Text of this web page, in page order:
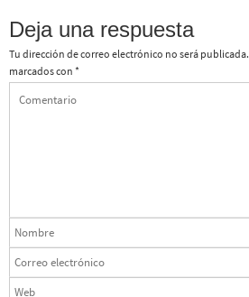
Deja una respuesta
Tu dirección de correo electrónico no será publicada.
marcados con *